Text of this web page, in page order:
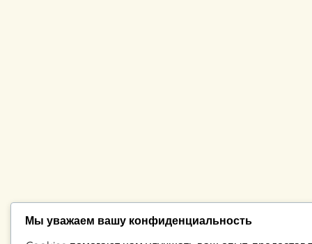
Мы уважаем вашу конфиденциальность